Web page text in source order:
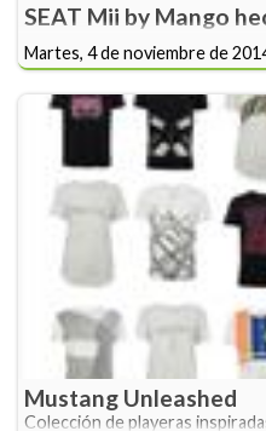
SEAT Mii by Mango
Martes, 4 de noviembre de
Mustang Unleashed
Colección de playeras